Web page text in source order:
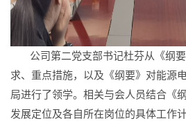
公司第二党支部书记杜芬从《纲要
求、重点措施，以及《纲要》对能源
局进行了领学。相关与会人员结合《
发展定位及各自所在岗位的具体工作